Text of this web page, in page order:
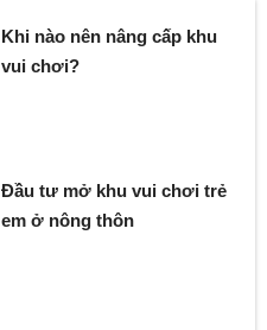
Khi nào nên nâng cấp khu
vui chơi?
Đầu tư mở khu vui chơi trẻ
em ở nông thôn